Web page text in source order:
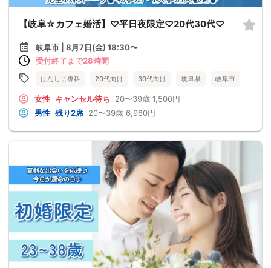
【岐阜☆カフェ婚活】♡平日夜限定♡20代30代♡
岐阜市 | 8月7日(金) 18:30〜
受付終了まで28時間
はなしま専科 20代向け 30代向け 岐阜県 岐阜市
女性 キャンセル待ち 20〜39歳 1,500円
男性 残り2席 20〜39歳 6,980円